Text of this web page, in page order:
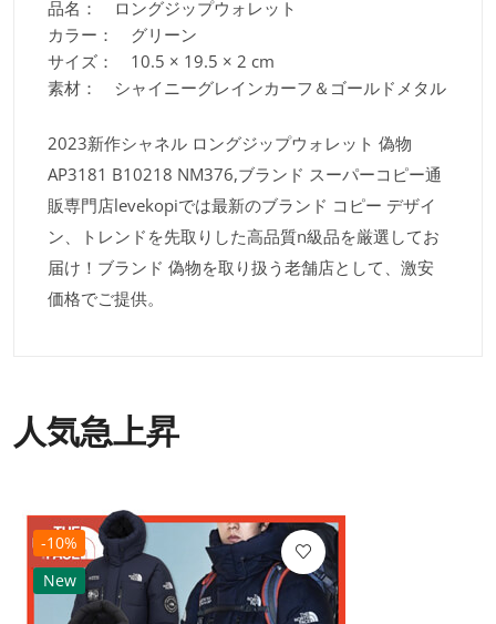
品名： ロングジップウォレット
カラー： グリーン
サイズ： 10.5 × 19.5 × 2 cm
素材： シャイニーグレインカーフ＆ゴールドメタル
2023新作シャネル ロングジップウォレット 偽物
AP3181 B10218 NM376,ブランド スーパーコピー通
販専門店levekopiでは最新のブランド コピー デザイ
ン、トレンドを先取りした高品質n級品を厳選してお
届け！ブランド 偽物を取り扱う老舗店として、激安
価格でご提供。
人気急上昇
-10%
New